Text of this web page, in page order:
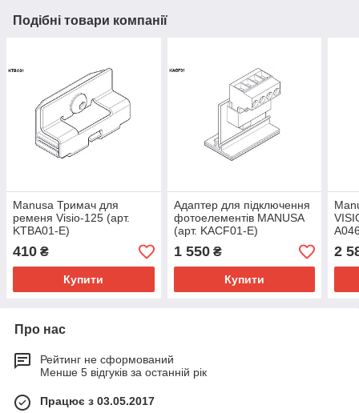
Подібні товари компанії
Manusa Тримач для
ременя Visio-125 (арт.
KTBA01-E)
410 ₴
Купити
Адаптер для підключення
фотоелементів MANUSA
(арт. KACF01-E)
1 550₴
Купити
2
Про нас
Рейтинг не сформований
Менше 5 відгуків за останній рік
Працює з 03.05.2017